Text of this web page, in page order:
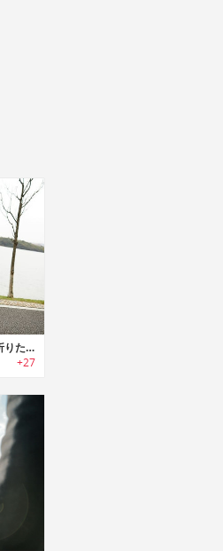
ADO Air Carbon｜超軽量で折りたたみ可能なEバイク
+27